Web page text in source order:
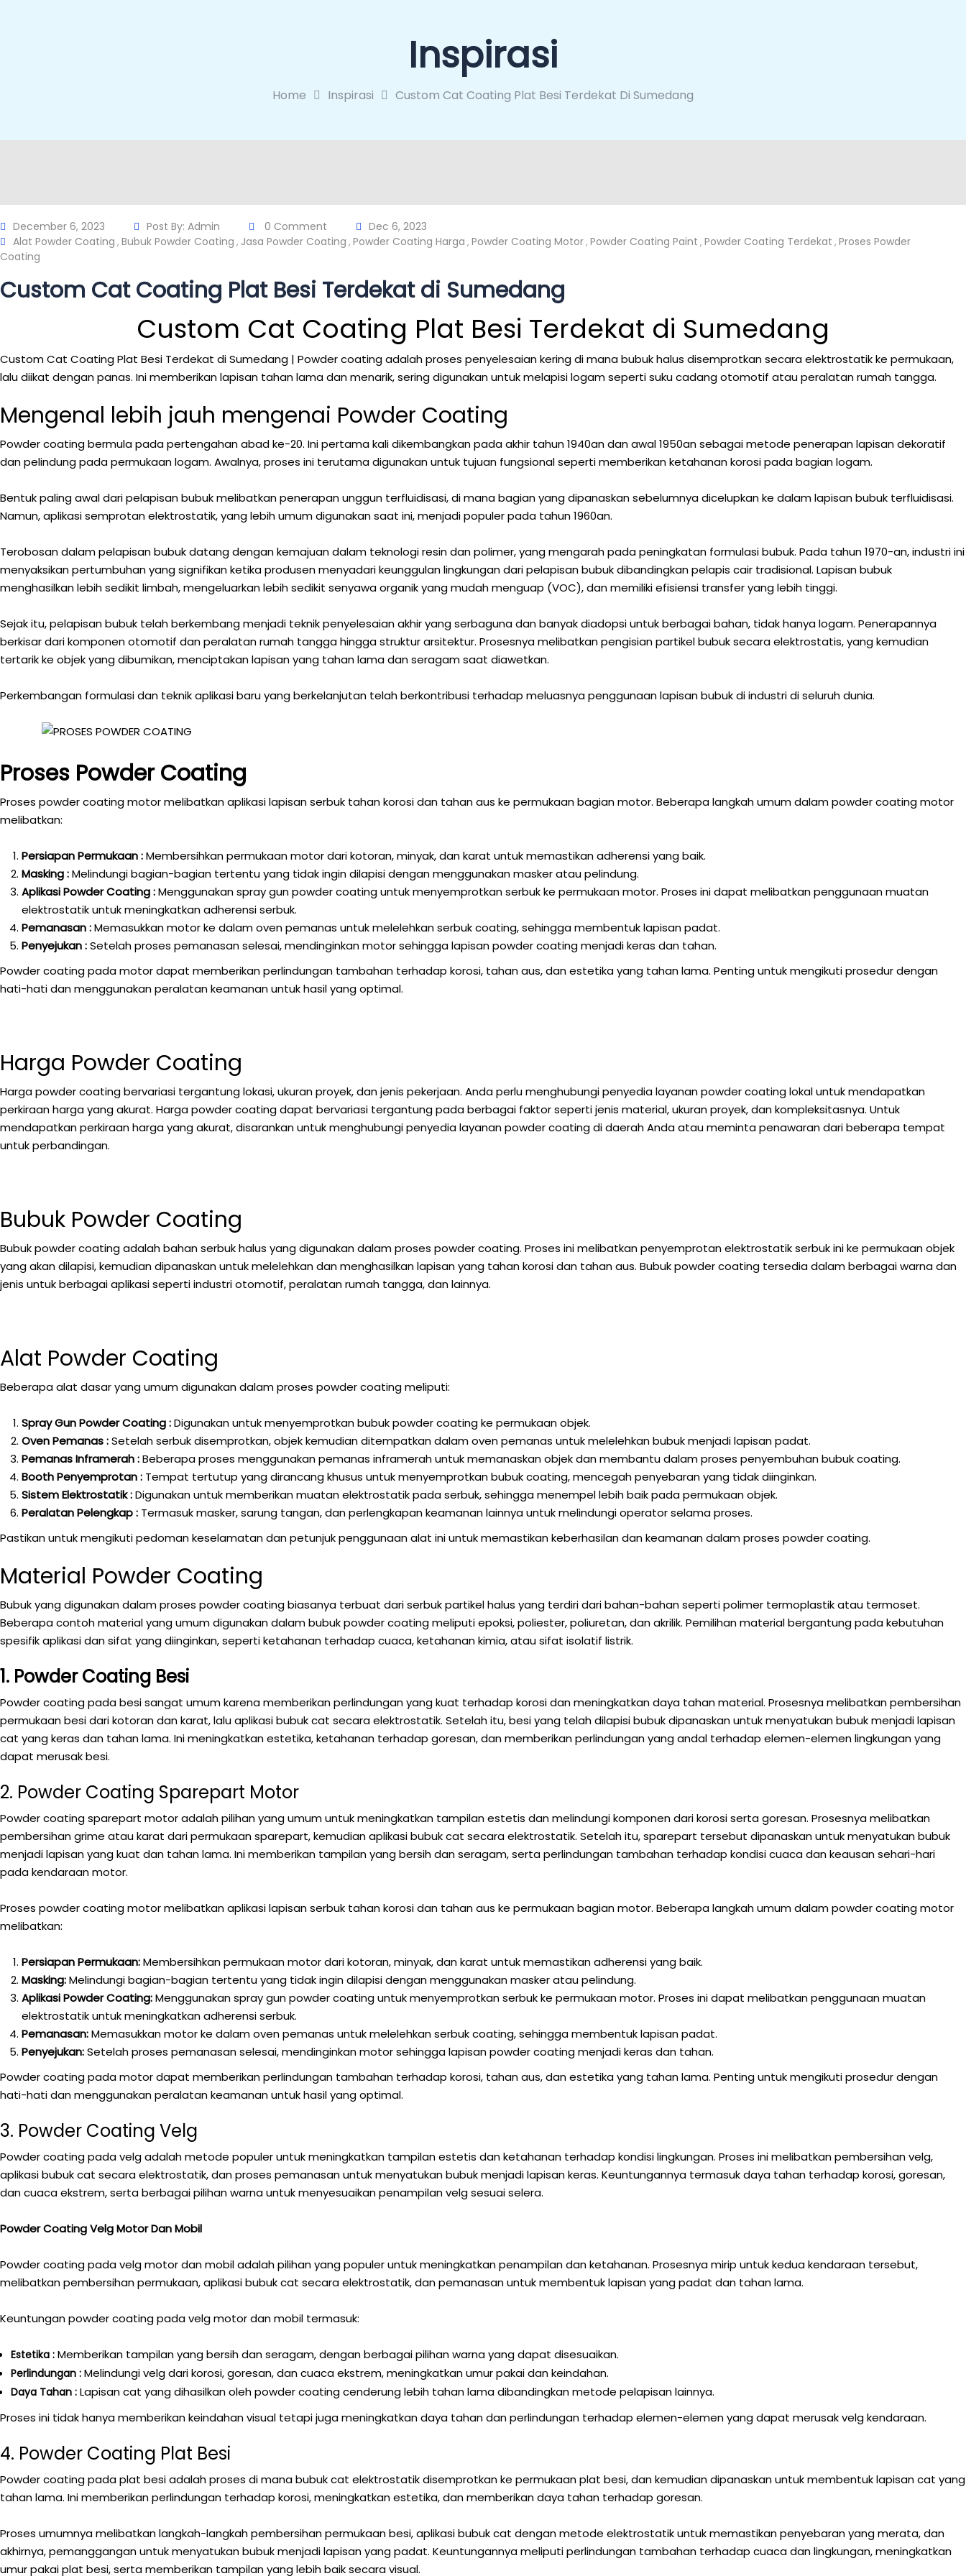
Inspirasi
Home Inspirasi Custom Cat Coating Plat Besi Terdekat Di Sumedang
December 6, 2023 Post By: Admin 0 Comment
Dec 6, 2023
Alat Powder Coating , Bubuk Powder Coating , Jasa Powder Coating , Powder Coating Harga , Powder Coating Motor, Powder Coating Paint , Powder Coating Terdekat , Proses Powder
Coating
Custom Cat Coating Plat Besi Terdekat di Sumedang
Custom Cat Coating Plat Besi Terdekat di Sumedang
Custom Cat Coating Plat Besi Terdekat di Sumedang | Powder coating adalah proses penyelesaian kering di mana bubuk halus disemprotkan secara elektrostatik ke permukaan,
lalu diikat dengan panas. Ini memberikan lapisan tahan lama dan menarik, sering digunakan untuk melapisi logam seperti suku cadang otomotif atau peralatan rumah tangga.
Mengenal lebih jauh mengenai Powder Coating
Powder coating bermula pada pertengahan abad ke-20. Ini pertama kali dikembangkan pada akhir tahun 1940an dan awal 1950an sebagai metode penerapan lapisan dekoratif
dan pelindung pada permukaan logam. Awalnya, proses ini terutama digunakan untuk tujuan fungsional seperti memberikan ketahanan korosi pada bagian logam.
Bentuk paling awal dari pelapisan bubuk melibatkan penerapan unggun terfluidisasi, di mana bagian yang dipanaskan sebelumnya dicelupkan ke dalam lapisan bubuk terfluidisasi.
Namun, aplikasi semprotan elektrostatik, yang lebih umum digunakan saat ini, menjadi populer pada tahun 1960an.
Terobosan dalam pelapisan bubuk datang dengan kemajuan dalam teknologi resin dan polimer, yang mengarah pada peningkatan formulasi bubuk. Pada tahun 1970-an, industri ini
menyaksikan pertumbuhan yang signifikan ketika produsen menyadari keunggulan lingkungan dari pelapisan bubuk dibandingkan pelapis cair tradisional. Lapisan bubuk
menghasilkan lebih sedikit limbah, mengeluarkan lebih sedikit senyawa organik yang mudah menguap (VOC), dan memiliki efisiensi transfer yang lebih tinggi.
Sejak itu, pelapisan bubuk telah berkembang menjadi teknik penyelesaian akhir yang serbaguna dan banyak diadopsi untuk berbagai bahan, tidak hanya logam. Penerapannya
berkisar dari komponen otomotif dan peralatan rumah tangga hingga struktur arsitektur. Prosesnya melibatkan pengisian partikel bubuk secara elektrostatis, yang kemudian
tertarik ke objek yang dibumikan, menciptakan lapisan yang tahan lama dan seragam saat diawetkan.
Perkembangan formulasi dan teknik aplikasi baru yang berkelanjutan telah berkontribusi terhadap meluasnya penggunaan lapisan bubuk di industri di seluruh dunia.
Proses Powder Coating
Proses powder coating motor melibatkan aplikasi lapisan serbuk tahan korosi dan tahan aus ke permukaan bagian motor. Beberapa langkah umum dalam powder coating motor
melibatkan:
Persiapan Permukaan :Membersihkan permukaan motor dari kotoran, minyak, dan karat untuk memastikan adherensi yang baik.
Masking :Melindungi bagian-bagian tertentu yang tidak ingin dilapisi dengan menggunakan masker atau pelindung.
Aplikasi Powder Coating :Menggunakan spray gun powder coating untuk menyemprotkan serbuk ke permukaan motor. Proses ini dapat melibatkan penggunaan muatan
elektrostatik untuk meningkatkan adherensi serbuk.
Pemanasan :Memasukkan motor ke dalam oven pemanas untuk melelehkan serbuk coating, sehingga membentuk lapisan padat.
Penyejukan :Setelah proses pemanasan selesai, mendinginkan motor sehingga lapisan powder coating menjadi keras dan tahan.
Powder coating pada motor dapat memberikan perlindungan tambahan terhadap korosi, tahan aus, dan estetika yang tahan lama. Penting untuk mengikuti prosedur dengan
hati-hati dan menggunakan peralatan keamanan untuk hasil yang optimal.
Harga Powder Coating
Harga powder coating bervariasi tergantung lokasi, ukuran proyek, dan jenis pekerjaan. Anda perlu menghubungi penyedia layanan powder coating lokal untuk mendapatkan
perkiraan harga yang akurat. Harga powder coating dapat bervariasi tergantung pada berbagai faktor seperti jenis material, ukuran proyek, dan kompleksitasnya. Untuk
mendapatkan perkiraan harga yang akurat, disarankan untuk menghubungi penyedia layanan powder coating di daerah Anda atau meminta penawaran dari beberapa tempat
untuk perbandingan.
Bubuk Powder Coating
Bubuk powder coating adalah bahan serbuk halus yang digunakan dalam proses powder coating. Proses ini melibatkan penyemprotan elektrostatik serbuk ini ke permukaan objek
yang akan dilapisi, kemudian dipanaskan untuk melelehkan dan menghasilkan lapisan yang tahan korosi dan tahan aus. Bubuk powder coating tersedia dalam berbagai warna dan
jenis untuk berbagai aplikasi seperti industri otomotif, peralatan rumah tangga, dan lainnya.
Alat Powder Coating
Beberapa alat dasar yang umum digunakan dalam proses powder coating meliputi:
Spray Gun Powder Coating :Digunakan untuk menyemprotkan bubuk powder coating ke permukaan objek.
Oven Pemanas :Setelah serbuk disemprotkan, objek kemudian ditempatkan dalam oven pemanas untuk melelehkan bubuk menjadi lapisan padat.
Pemanas Inframerah :Beberapa proses menggunakan pemanas inframerah untuk memanaskan objek dan membantu dalam proses penyembuhan bubuk coating.
Booth Penyemprotan : Tempat tertutup yang dirancang khusus untuk menyemprotkan bubuk coating, mencegah penyebaran yang tidak diinginkan.
Sistem Elektrostatik :Digunakan untuk memberikan muatan elektrostatik pada serbuk, sehingga menempel lebih baik pada permukaan objek.
Peralatan Pelengkap : Termasuk masker, sarung tangan, dan perlengkapan keamanan lainnya untuk melindungi operator selama proses.
Pastikan untuk mengikuti pedoman keselamatan dan petunjuk penggunaan alat ini untuk memastikan keberhasilan dan keamanan dalam proses powder coating.
Material Powder Coating
Bubuk yang digunakan dalam proses powder coating biasanya terbuat dari serbuk partikel halus yang terdiri dari bahan-bahan seperti polimer termoplastik atau termoset.
Beberapa contoh material yang umum digunakan dalam bubuk powder coating meliputi epoksi, poliester, poliuretan, dan akrilik. Pemilihan material bergantung pada kebutuhan
spesifik aplikasi dan sifat yang diinginkan, seperti ketahanan terhadap cuaca, ketahanan kimia, atau sifat isolatif listrik.
1. Powder Coating Besi
Powder coating pada besi sangat umum karena memberikan perlindungan yang kuat terhadap korosi dan meningkatkan daya tahan material. Prosesnya melibatkan pembersihan
permukaan besi dari kotoran dan karat, lalu aplikasi bubuk cat secara elektrostatik. Setelah itu, besi yang telah dilapisi bubuk dipanaskan untuk menyatukan bubuk menjadi lapisan
cat yang keras dan tahan lama. Ini meningkatkan estetika, ketahanan terhadap goresan, dan memberikan perlindungan yang andal terhadap elemen-elemen lingkungan yang
dapat merusak besi.
2. Powder Coating Sparepart Motor
Powder coating sparepart motor adalah pilihan yang umum untuk meningkatkan tampilan estetis dan melindungi komponen dari korosi serta goresan. Prosesnya melibatkan
pembersihan grime atau karat dari permukaan sparepart, kemudian aplikasi bubuk cat secara elektrostatik. Setelah itu, sparepart tersebut dipanaskan untuk menyatukan bubuk
menjadi lapisan yang kuat dan tahan lama. Ini memberikan tampilan yang bersih dan seragam, serta perlindungan tambahan terhadap kondisi cuaca dan keausan sehari-hari
pada kendaraan motor.
Proses powder coating motor melibatkan aplikasi lapisan serbuk tahan korosi dan tahan aus ke permukaan bagian motor. Beberapa langkah umum dalam powder coating motor
melibatkan:
Persiapan Permukaan:Membersihkan permukaan motor dari kotoran, minyak, dan karat untuk memastikan adherensi yang baik.
Masking:Melindungi bagian-bagian tertentu yang tidak ingin dilapisi dengan menggunakan masker atau pelindung.
Aplikasi Powder Coating:Menggunakan spray gun powder coating untuk menyemprotkan serbuk ke permukaan motor. Proses ini dapat melibatkan penggunaan muatan
elektrostatik untuk meningkatkan adherensi serbuk.
Pemanasan:Memasukkan motor ke dalam oven pemanas untuk melelehkan serbuk coating, sehingga membentuk lapisan padat.
Penyejukan:Setelah proses pemanasan selesai, mendinginkan motor sehingga lapisan powder coating menjadi keras dan tahan.
Powder coating pada motor dapat memberikan perlindungan tambahan terhadap korosi, tahan aus, dan estetika yang tahan lama. Penting untuk mengikuti prosedur dengan
hati-hati dan menggunakan peralatan keamanan untuk hasil yang optimal.
3. Powder Coating Velg
Powder coating pada velg adalah metode populer untuk meningkatkan tampilan estetis dan ketahanan terhadap kondisi lingkungan. Proses ini melibatkan pembersihan velg,
aplikasi bubuk cat secara elektrostatik, dan proses pemanasan untuk menyatukan bubuk menjadi lapisan keras. Keuntungannya termasuk daya tahan terhadap korosi, goresan,
dan cuaca ekstrem, serta berbagai pilihan warna untuk menyesuaikan penampilan velg sesuai selera.
Powder Coating Velg Motor Dan Mobil
Powder coating pada velg motor dan mobil adalah pilihan yang populer untuk meningkatkan penampilan dan ketahanan. Prosesnya mirip untuk kedua kendaraan tersebut,
melibatkan pembersihan permukaan, aplikasi bubuk cat secara elektrostatik, dan pemanasan untuk membentuk lapisan yang padat dan tahan lama.
Keuntungan powder coating pada velg motor dan mobil termasuk:
Estetika : Memberikan tampilan yang bersih dan seragam, dengan berbagai pilihan warna yang dapat disesuaikan.
Perlindungan : Melindungi velg dari korosi, goresan, dan cuaca ekstrem, meningkatkan umur pakai dan keindahan.
Daya Tahan : Lapisan cat yang dihasilkan oleh powder coating cenderung lebih tahan lama dibandingkan metode pelapisan lainnya.
Proses ini tidak hanya memberikan keindahan visual tetapi juga meningkatkan daya tahan dan perlindungan terhadap elemen-elemen yang dapat merusak velg kendaraan.
4. Powder Coating Plat Besi
Powder coating pada plat besi adalah proses di mana bubuk cat elektrostatik disemprotkan ke permukaan plat besi, dan kemudian dipanaskan untuk membentuk lapisan cat yang
tahan lama. Ini memberikan perlindungan terhadap korosi, meningkatkan estetika, dan memberikan daya tahan terhadap goresan.
Proses umumnya melibatkan langkah-langkah pembersihan permukaan besi, aplikasi bubuk cat dengan metode elektrostatik untuk memastikan penyebaran yang merata, dan
akhirnya, pemanggangan untuk menyatukan bubuk menjadi lapisan yang padat. Keuntungannya meliputi perlindungan tambahan terhadap cuaca dan lingkungan, meningkatkan
umur pakai plat besi, serta memberikan tampilan yang lebih baik secara visual.